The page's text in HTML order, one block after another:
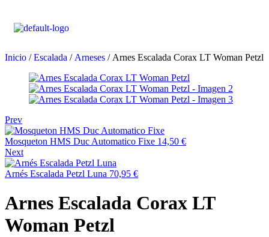
Inicio /Escalada / Arneses / Arnes Escalada Corax LT Woman Petzl
Prev
Mosqueton HMS Duc Automatico Fixe 14,50 €
Next
Arnés Escalada Petzl Luna 70,95 €
Arnes Escalada Corax LT
Woman Petzl